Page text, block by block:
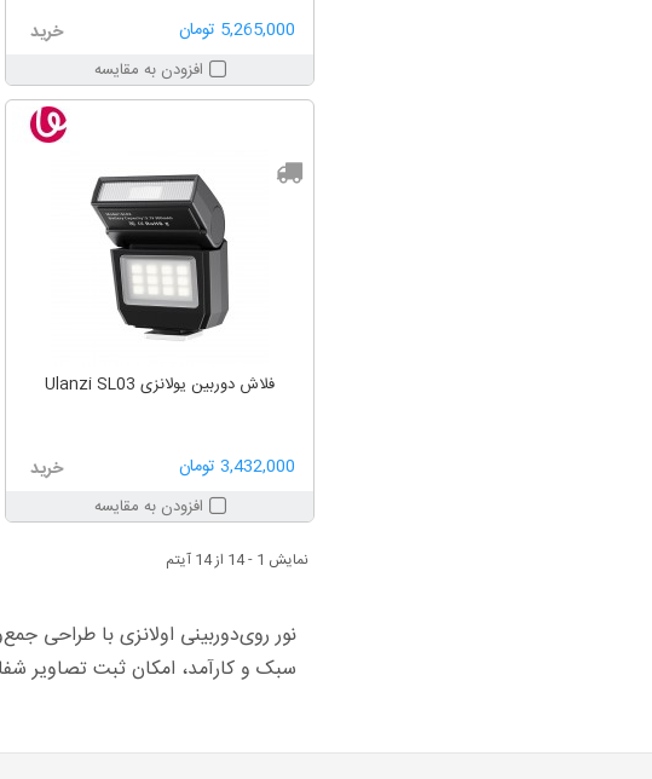
5,265,000 تومان خرید
افزودن به مقایسه
فلاش دوربین یولانزی Ulanzi SL03
3,432,000 تومان خرید
افزودن به مقایسه
نمایش 1 - 14 از 14 آیتم
سبک و کارآمد، امکان ثبت تصاویر